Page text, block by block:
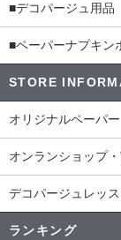
■デコパージュ用品
■ペーパーナプキン
STORE
オリジナルペーパ
オンランショップ
デコパージュレッ
ランキング